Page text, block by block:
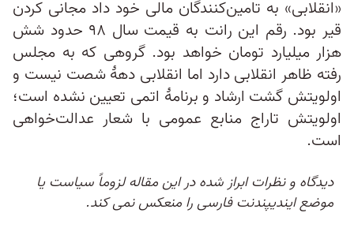
«انقلابی» به تامین‌کنندگان مالی خود داد مجانی کردن
قیر بود. رقم این رانت به قیمت سال ۹۸ حدود شش
هزار میلیارد تومان خواهد بود. گروهی که به مجلس
رفته ظاهر انقلابی دارد اما انقلابی دههٔ شصت نیست و
اولویتش گشت ارشاد و برنامهٔ اتمی تعیین نشده است؛
اولویتش تاراج منابع عمومی با شعار عدالت‌خواهی
است.
دیدگاه و نظرات ابراز شده در این مقاله لزوماً سیاست یا
موضع ایندیپندنت فارسی را منعکس نمی کند.